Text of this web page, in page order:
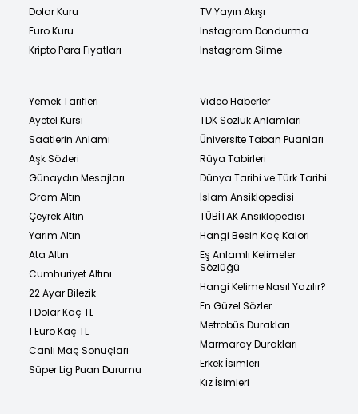
Dolar Kuru
Euro Kuru
Kripto Para Fiyatları
TV Yayın Akışı
Instagram Dondurma
Instagram Silme
Yemek Tarifleri
Ayetel Kürsi
Saatlerin Anlamı
Aşk Sözleri
Günaydın Mesajları
Gram Altın
Çeyrek Altın
Yarım Altın
Ata Altın
Cumhuriyet Altını
22 Ayar Bilezik
1 Dolar Kaç TL
1 Euro Kaç TL
Canlı Maç Sonuçları
Süper Lig Puan Durumu
Video Haberler
TDK Sözlük Anlamları
Üniversite Taban Puanları
Rüya Tabirleri
Dünya Tarihi ve Türk Tarihi
İslam Ansiklopedisi
TÜBİTAK Ansiklopedisi
Hangi Besin Kaç Kalori
Eş Anlamlı Kelimeler
Sözlüğü
Hangi Kelime Nasıl Yazılır?
En Güzel Sözler
Metrobüs Durakları
Marmaray Durakları
Erkek İsimleri
Kız İsimleri